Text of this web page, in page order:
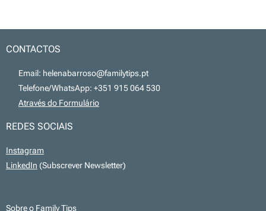
CONTACTOS
📧 Email: helenabarroso@familytips.pt
📞 Telefone/WhatsApp: +351 915 064 530
Através do Formulário
REDES SOCIAIS
Instagram
LinkedIn (Subscrever Newsletter)
Sobre o Family Tips